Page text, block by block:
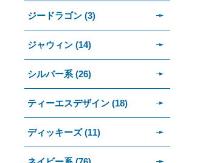
ジードラゴン (3)
ジャウィン (14)
シルバー系 (26)
ティーエスデザイン (18)
ディッキーズ (11)